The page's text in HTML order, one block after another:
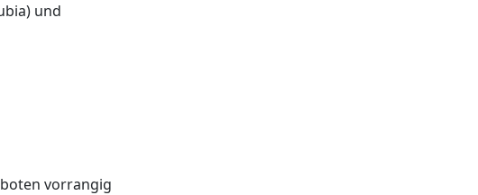
und
vorrangig